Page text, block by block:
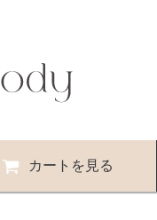
カートを見る